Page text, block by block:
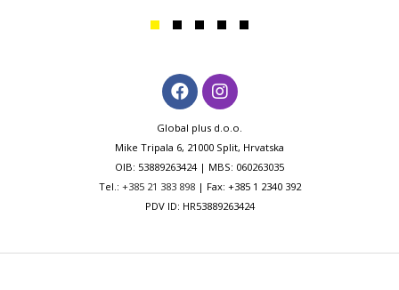
Global plus d.o.o.
Mike Tripala 6, 21000 Split, Hrvatska
OIB: 53889263424 | MBS: 060263035
Tel.: +385 21 383 898| Fax: +385 1 2340 392
PDV ID: HR53889263424